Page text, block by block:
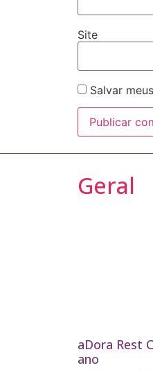
Site
Salvar
Geral
aDora Rest
ano